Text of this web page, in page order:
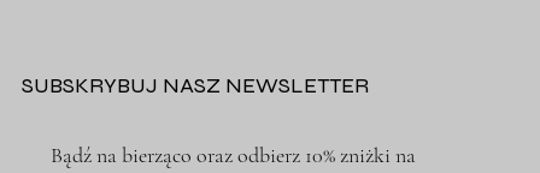
SUBSKRYBUJ NASZ NEWSLETTER
Bądź na bierząco oraz odbierz 10% zniżki na